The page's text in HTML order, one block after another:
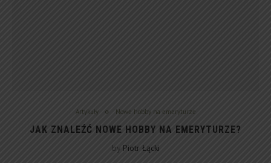
Artykuły Nowe hobby na emeryturze
JAK ZNALEŹĆ NOWE HOBBY NA EMERYTURZE?
by Piotr Łącki